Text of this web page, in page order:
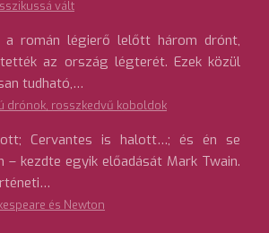
vált
a román légierő lelőtt három drónt,
az ország légterét. Ezek közül
tudható,…
drónok, rosszkedvű koboldok
Cervantes is halott…; és én se
– kezdte egyik előadását Mark Twain.
és Newton